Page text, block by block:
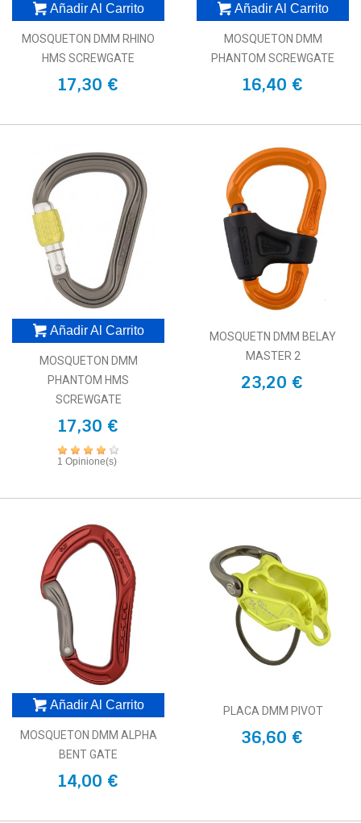
Añadir Al Carrito
MOSQUETON DMM RHINO
HMS SCREWGATE
17,30 €
Añadir Al Carrito
MOSQUETON DMM
PHANTOM SCREWGATE
16,40 €
Añadir Al Carrito
MOSQUETON DMM
PHANTOM HMS
SCREWGATE
17,30 €
1 Opinione(s)
MOSQUETN DMM BELAY
MASTER 2
23,20 €
Añadir Al Carrito
MOSQUETON DMM ALPHA
BENT GATE
14,00 €
PLACA DMM PIVOT
36,60 €